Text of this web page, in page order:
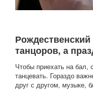
танцоров, а
Чтобы приехать на бал,
танцевать. Гораздо
друг с другом, музыке,